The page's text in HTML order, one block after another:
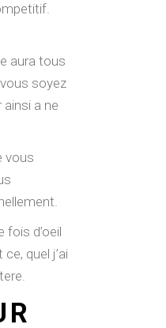
aura tous
soyez
a ne
vous
d’oeil
quel j’ai